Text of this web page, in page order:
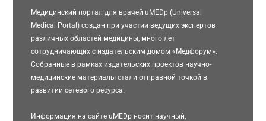
Медицинский портал для врачей uMEDp (Universal
Medical Portal) создан при участии ведущих экспертов
различных областей медицины, много лет
сотрудничающих с издательским домом «Медфорум».
Собранные в рамках издательских проектов научно-
медицинские материалы стали отправной точкой в
развитии сетевого ресурса.
Информация на сайте uMEDp носит научный,